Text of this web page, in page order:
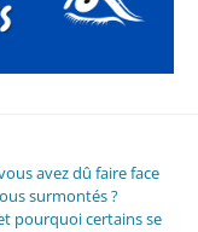
avez dû faire face
surmontés ?
pourquoi certains se